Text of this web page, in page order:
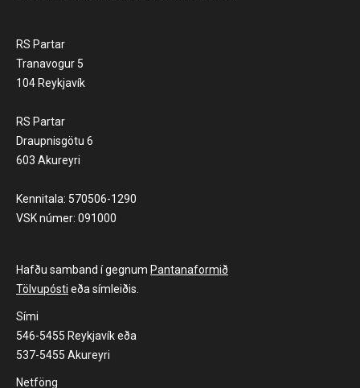
RS Partar
Tranavogur 5
104 Reykjavík
RS Partar
Draupnisgötu 6
603 Akureyri
Kennitala: 570506-1290
VSK númer: 091000
Hafðu samband í gegnum Pantanaformið
Tölvupósti eða símleiðis.
Sími
546-5455 Reykjavík eða
537-5455 Akureyri
Netföng